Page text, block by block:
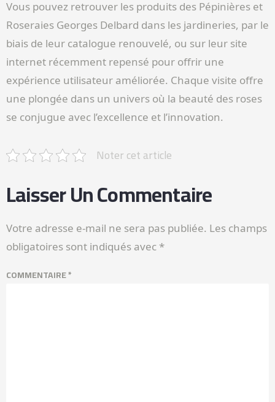
Vous pouvez retrouver les produits des Pépinières et
Roseraies Georges Delbard dans les jardineries, par le
biais de leur catalogue renouvelé, ou sur leur site
internet récemment repensé pour offrir une
expérience utilisateur améliorée. Chaque visite offre
une plongée dans un univers où la beauté des roses
se conjugue avec l’excellence et l’innovation.
Noter cet article
Laisser Un Commentaire
Votre adresse e-mail ne sera pas publiée. Les champs
obligatoires sont indiqués avec *
COMMENTAIRE*